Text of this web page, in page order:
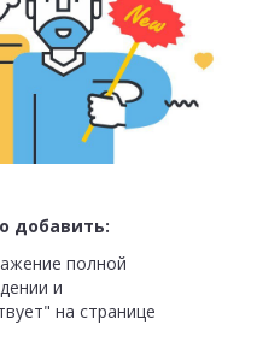
добавить:
полной
и
на странице